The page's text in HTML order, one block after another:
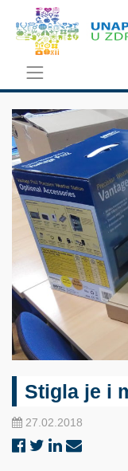
Stigla je i
27.02.2018